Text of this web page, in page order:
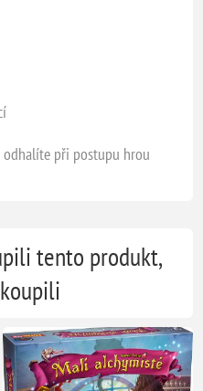
odhalíte při postupu hrou
tento produkt,